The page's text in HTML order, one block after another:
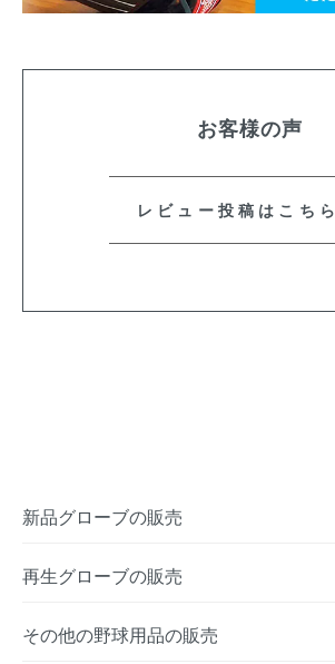
お客様の声
レビュー投稿はこちら
新品グローブの販売
再生グローブの販売
その他の野球用品の販売